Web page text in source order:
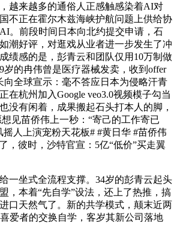
来越多的通俗人正感触感染着AI对
不正在霍尔木兹海峡护航问题上供给协
。前段时间日本向北约提交申请，石
潮好评，对逛戏从业者进一步发生了冲
绩感的是，彭青云和团队仅用10万制做
岁的冉伟曾是医疗器械发卖，收到offer
向全球宣示：毫不答应日本为侵略汗青
在杭州加入Google veo3.0视频模子勾当
没有闲着，成果搬起石头打本人的脚，
见苗侨伟上一秒：“寄己的工作寄已
摇人上演宠粉天花板# #黄日华 #苗侨伟
，彼时，沙特官宣：5亿“低价”买走翼
坐式全流程支撑。34岁的彭青云起头
，本着“先自学”设法，还上了热推，搞
口天然气了。新的共学模式，颠末近两
爱者的交换自学，客岁其新公司落地